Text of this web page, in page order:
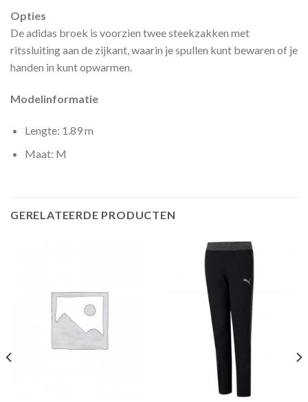
Opties
De adidas broek is voorzien twee steekzakken met
ritssluiting aan de zijkant, waarin je spullen kunt bewaren of je
handen in kunt opwarmen.
Modelinformatie
Lengte: 1.89 m
Maat: M
GERELATEERDE PRODUCTEN